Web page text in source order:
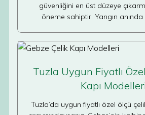
güvenliğini en üst düzeye
öneme sahiptir. Yangın
Tuzla Uygun Fiyatlı
Kapı Modelleri
Tuzla’da uygun fiyatlı özel ölçü